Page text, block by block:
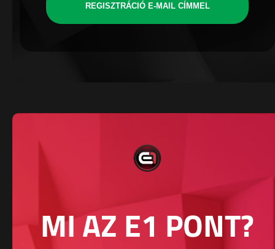
REGISZTRÁCIÓ E-MAIL CÍMMEL
MI AZ E1 PONT?